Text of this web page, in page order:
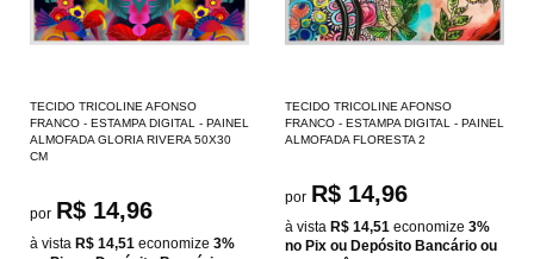
TECIDO TRICOLINE AFONSO
FRANCO - ESTAMPA DIGITAL - PAINEL
ALMOFADA GLORIA RIVERA 50X30
CM
por R$ 14,96
à vista R$ 14,51 economize 3%
TECIDO TRICOLINE AFONSO
FRANCO - ESTAMPA DIGITAL - PAINEL
ALMOFADA FLORESTA 2
por R$ 14,96
à vista R$ 14,51 economize 3%
no Pix ou Depósito Bancário ou